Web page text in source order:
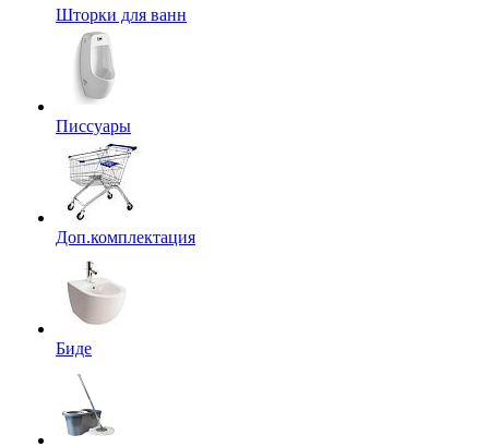
Шторки для ванн
Писсуары
Доп.комплектация
Биде